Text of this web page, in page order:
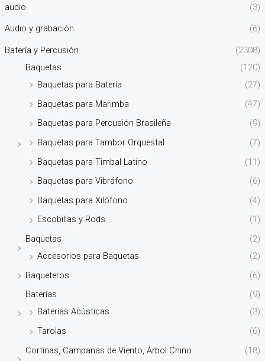
audio (3)
Audio y grabación (6)
Batería y Percusión
(2308)
Baquetas
(120)
Baquetas para Batería
(27)
Baquetas para Marimba
(47)
Baquetas para Percusión Brasileña
(9)
Baquetas para Tambor Orquestal
(7)
Baquetas para Timbal Latino
(11)
Baquetas para Vibráfono
(6)
Baquetas para Xilófono
(4)
Escobillas y Rods
(1)
Baquetas
(2)
Accesorios para Baquetas
(2)
Baqueteros
(6)
Baterías
(9)
Baterías Acústicas
(3)
Tarolas
(6)
Cortinas, Campanas de Viento, Árbol Chino
(18)